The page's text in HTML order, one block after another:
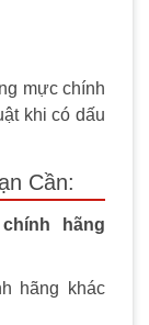
mực chính
khi có dấu
Cần:
hãng
hãng khác